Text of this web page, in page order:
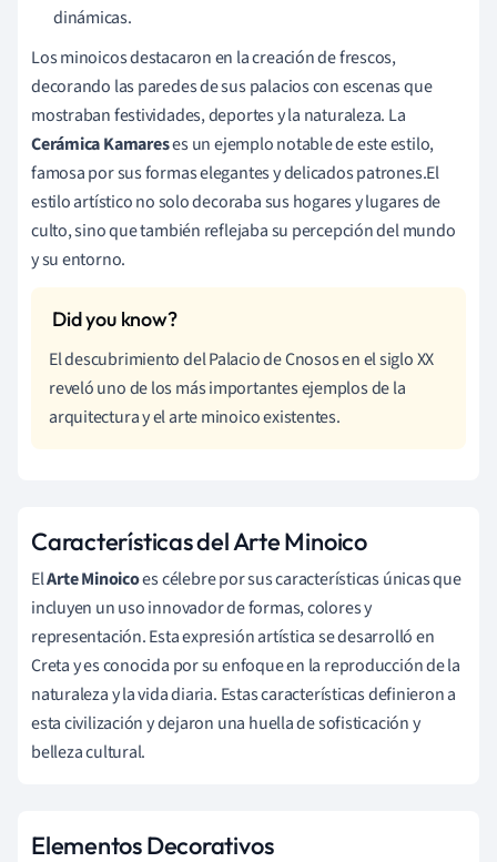
dinámicas.
Los minoicos destacaron en la creación de frescos,
decorando las paredes de sus palacios con escenas que
mostraban festividades, deportes y la naturaleza. La
Cerámica Kamareses un ejemplo notable de este estilo,
famosa por sus formas elegantes y delicados patrones.El
estilo artístico no solo decoraba sus hogares y lugares de
culto, sino que también reflejaba su percepción del mundo
y su entorno.
El descubrimiento del Palacio de Cnosos en el siglo XX
reveló uno de los más importantes ejemplos de la
arquitectura y el arte minoico existentes.
Características del Arte Minoico
ElArte Minoicoes célebre por sus características únicas que
incluyen un uso innovador de formas, colores y
representación. Esta expresión artística se desarrolló en
Creta y es conocida por su enfoque en la reproducción de la
naturaleza y la vida diaria. Estas características definieron a
esta civilización y dejaron una huella de sofisticación y
belleza cultural.
Elementos Decorativos